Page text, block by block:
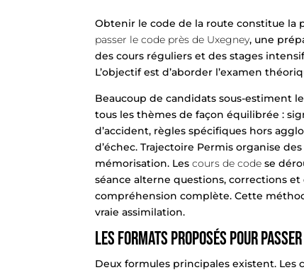
Obtenir lecode de la route constitue la
passer le code près de Uxegney, une
des cours réguliers et des stages
L’objectif est d’aborder l’examen
Beaucoup de candidats sous-estiment
tous les thèmes de façon équilibrée :
d’accident, règles spécifiques hors
d’échec. Trajectoire Permis organise
mémorisation. Lescours de code se
séance alterne questions, corrections et
compréhension complète. Cette
vraie assimilation.
Les formats proposés pour
Deux formules principales existent. Les